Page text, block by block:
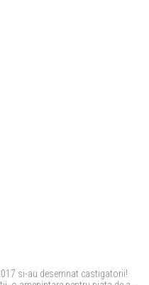
si-au desemnat castigatorii!